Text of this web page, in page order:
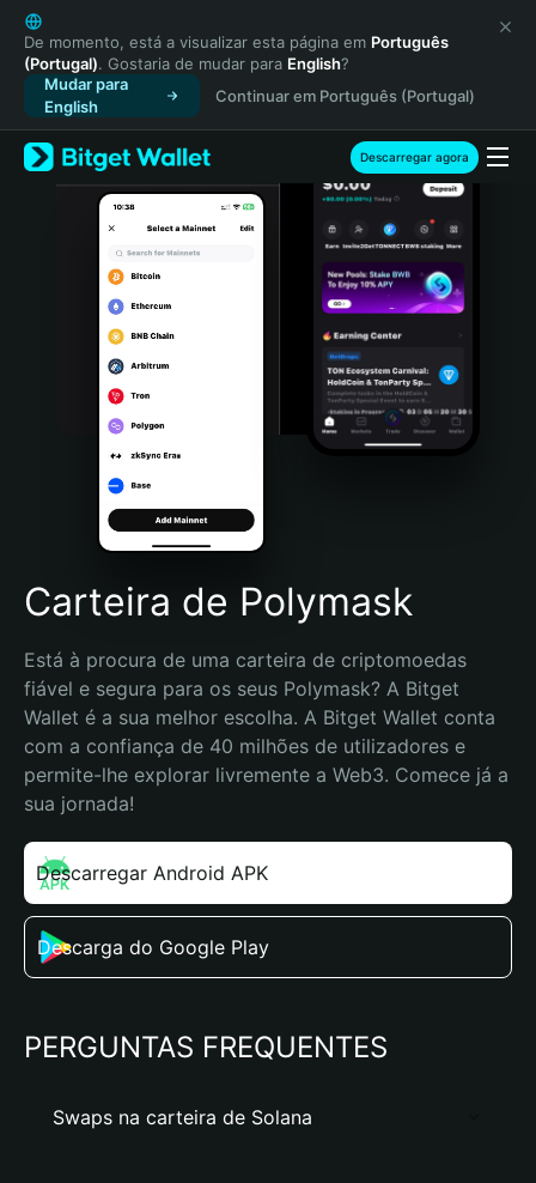
English
日本語
Tiếng Việt
Русский
Español (Latinoamérica)
Türkçe
Italiano
Português (Portugal)
Bahasa Indonesia
Português (Brasil)
Español (Argentina)
De momento, está a visualizar esta página em Português
(Portugal). Gostaria de mudar para English?
Mudar para
English
Continuar em Português (Portugal)
Descarregar agora
Carteira de Polymask
Está à procura de uma carteira de criptomoedas
fiável e segura para os seus Polymask? A Bitget
Wallet é a sua melhor escolha. A Bitget Wallet conta
com a confiança de 40 milhões de utilizadores e
permite-lhe explorar livremente a Web3. Comece já a
sua jornada!
Descarregar Android APK
Descarga do Google Play
PERGUNTAS FREQUENTES
Swaps na carteira de Solana